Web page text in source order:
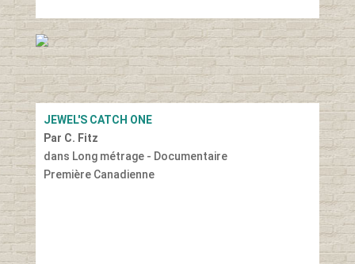
JEWEL'S CATCH ONE
Par C. Fitz
dans Long métrage - Documentaire
Première Canadienne